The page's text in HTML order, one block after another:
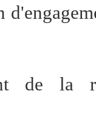
de la